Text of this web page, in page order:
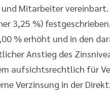
Mitarbeiter vereinbart.
3,25 %)
% erhöht und in den
Anstieg des
aufsichtsrechtlich für
Verzinsung in der